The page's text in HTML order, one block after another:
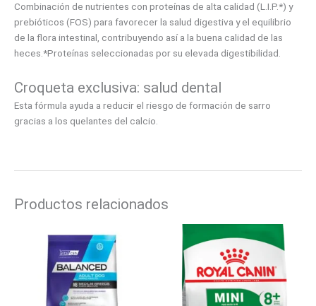
Combinación de nutrientes con proteínas de alta calidad (L.I.P.*) y
prebióticos (FOS) para favorecer la salud digestiva y el equilibrio
de la flora intestinal, contribuyendo así a la buena calidad de las
heces.*Proteínas seleccionadas por su elevada digestibilidad.
Croqueta exclusiva: salud dental
Esta fórmula ayuda a reducir el riesgo de formación de sarro
gracias a los quelantes del calcio.
Productos relacionados